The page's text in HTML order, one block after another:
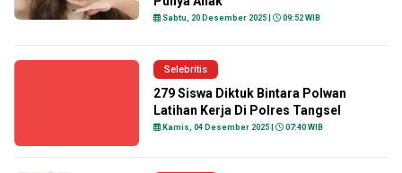
Sabtu, 20 Desember 2025 | 09:52 WIB
Selebritis
279 Siswa Diktuk Bintara Polwan
Latihan Kerja Di Polres Tangsel
Kamis, 04 Desember 2025 | 07:40 WIB